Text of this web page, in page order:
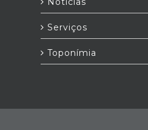
Serviços
Toponímia